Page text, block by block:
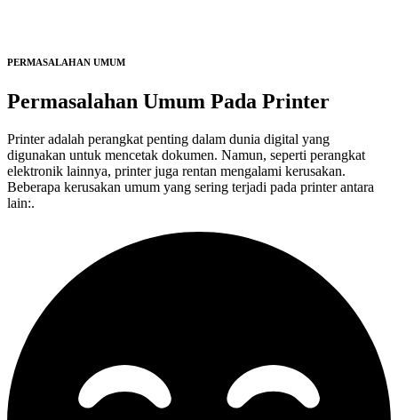
PERMASALAHAN UMUM
Permasalahan Umum Pada Printer
Printer adalah perangkat penting dalam dunia digital yang
digunakan untuk mencetak dokumen. Namun, seperti perangkat
elektronik lainnya, printer juga rentan mengalami kerusakan.
Beberapa kerusakan umum yang sering terjadi pada printer antara
lain:.